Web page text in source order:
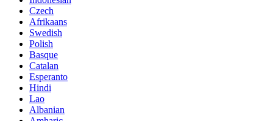
Czech
Afrikaans
Swedish
Polish
Basque
Catalan
Esperanto
Hindi
Lao
Albanian